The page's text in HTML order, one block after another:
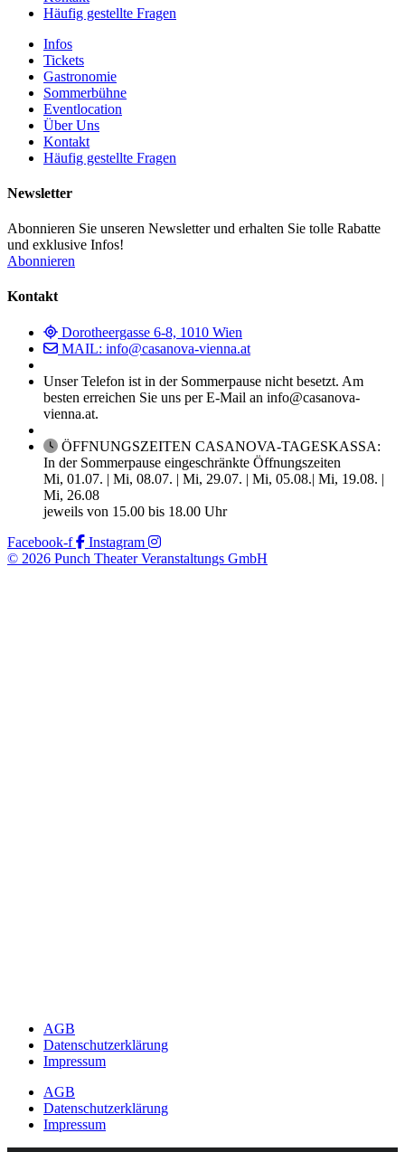
Häufig gestellte Fragen
Infos
Tickets
Gastronomie
Sommerbühne
Eventlocation
Über Uns
Kontakt
Häufig gestellte Fragen
Newsletter
Abonnieren Sie unseren Newsletter und erhalten Sie tolle Rabatte
und exklusive Infos!
Abonnieren
Kontakt
Dorotheergasse 6-8, 1010 Wien
MAIL: info@casanova-vienna.at
Unser Telefon ist in der Sommerpause nicht besetzt. Am
besten erreichen Sie uns per E-Mail an info@casanova-
vienna.at.
ÖFFNUNGSZEITEN CASANOVA-TAGESKASSA:
In der Sommerpause eingeschränkte Öffnungszeiten
Mi, 01.07. | Mi, 08.07. | Mi, 29.07. | Mi, 05.08.| Mi, 19.08. |
Mi, 26.08
jeweils von 15.00 bis 18.00 Uhr
Facebook-f
Instagram
© 2026 Punch Theater Veranstaltungs GmbH
AGB
Datenschutzerklärung
Impressum
AGB
Datenschutzerklärung
Impressum